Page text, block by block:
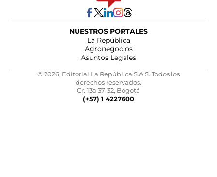
NUESTROS PORTALES
La República
Agronegocios
Asuntos Legales
© 2026, Editorial La República S.A.S. Todos los
derechos reservados.
Cr. 13a 37-32, Bogotá
(+57) 1 4227600